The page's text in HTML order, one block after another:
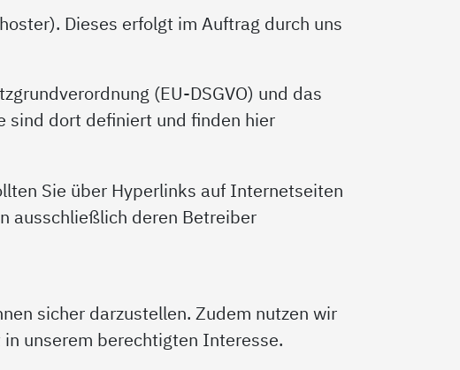
Dieses erfolgt im Auftrag durch uns
(EU-DSGVO) und das
sind dort definiert und finden hier
Sie über Hyperlinks auf Internetseiten
ausschließlich deren Betreiber
sicher darzustellen. Zudem nutzen wir
unserem berechtigten Interesse.